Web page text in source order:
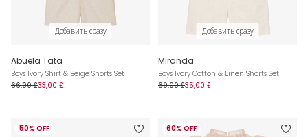
Добавить сразу
Abuela Tata
Boys Ivory Shirt & Beige Shorts Set
66,00 £33,00 £
Добавить сразу
Miranda
Boys Ivory Cotton & Linen Shorts Set
69,00 £35,00 £
50% OFF 60% OFF